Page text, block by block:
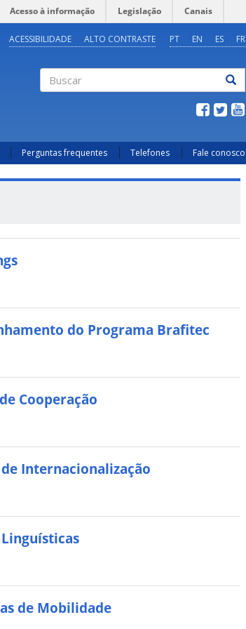
Acesso à informação Legislação Canais
PT EN ES FR
ACESSIBILIDADE ALTO CONTRASTE
Perguntas frequentes Telefones Fale conosco
do Programa Brafitec
Cooperação
Internacionalização
de Mobilidade